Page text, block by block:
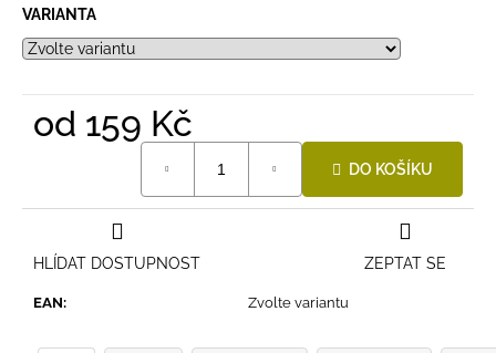
VARIANTA
od 159 Kč
DO KOŠÍKU
EAN: Zvolte variantu
ZEPTAT SE
HLÍDAT DOSTUPNOST